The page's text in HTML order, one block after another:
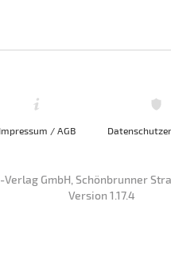
Impressum / AGB
GmbH, Schönbrunner
Version 1.17.4